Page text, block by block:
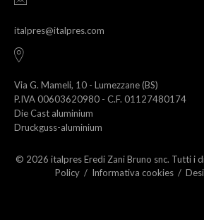
italpres@italpres.com
Via G. Mameli, 10 - Lumezzane (BS)
P.IVA 00603620980 - C.F. 01127480174
Die Cast aluminium
Druckguss-aluminium
© 2026 italpres Eredi Zani Bruno snc. Tutti
Policy / Informativa cookies /